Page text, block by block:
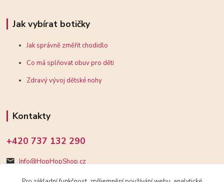
Jak vybírat botičky
Jak správně změřit chodidlo
Co má splňovat obuv pro děti
Zdravý vývoj dětské nohy
Kontakty
+420 737 132 290
Info@HopHopShop.cz